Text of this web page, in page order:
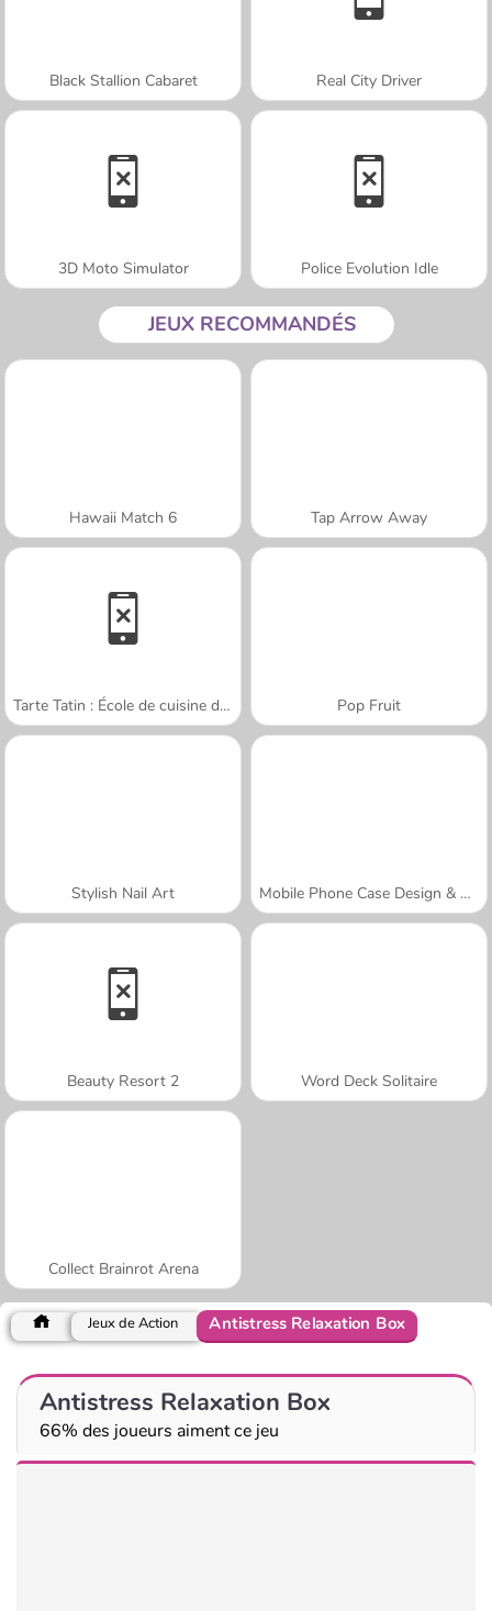
Black Stallion Cabaret Real City Driver
3D Moto Simulator Police Evolution Idle
JEUX RECOMMANDÉS
Hawaii Match 6 Tap Arrow Away
Tarte Tatin : École de cuisine de Sara Pop Fruit
Stylish Nail Art Mobile Phone Case Design & DIY
Beauty Resort 2 Word Deck Solitaire
Collect Brainrot Arena
Jeux de Action Antistress Relaxation Box
Antistress Relaxation Box
66% des joueurs aiment ce jeu